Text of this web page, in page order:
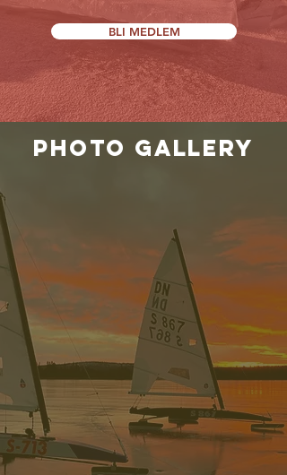
BLI MEDLEM
PHOTO GALLERY